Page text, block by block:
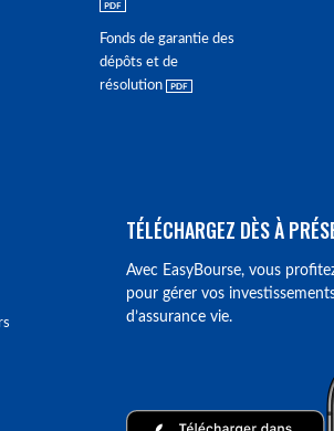
Fonds de garantie des
dépôts et de
résolution
TÉLÉCHARGEZ DÈS À
Avec EasyBourse, vous
pour gérer vos
d’assurance vie.